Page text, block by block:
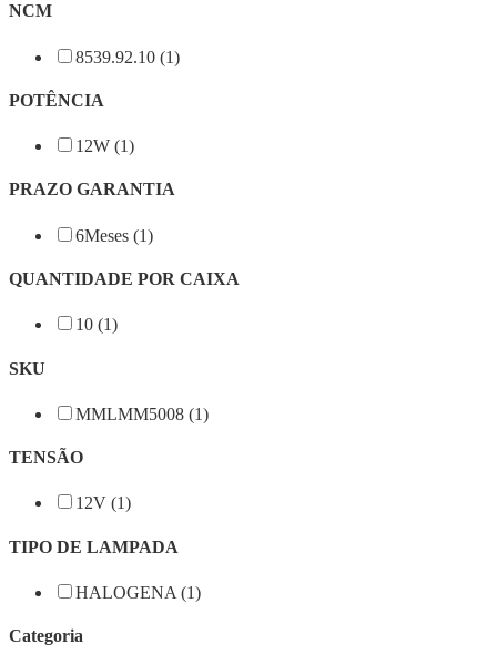
NCM
8539.92.10 (1)
POTÊNCIA
12W (1)
PRAZO GARANTIA
6Meses (1)
QUANTIDADE POR CAIXA
10 (1)
SKU
MMLMM5008 (1)
TENSÃO
12V (1)
TIPO DE LAMPADA
HALOGENA (1)
Categoria